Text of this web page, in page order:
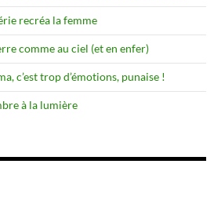
recréa la femme
comme au ciel (et en enfer)
c’est trop d’émotions, punaise !
à la lumière